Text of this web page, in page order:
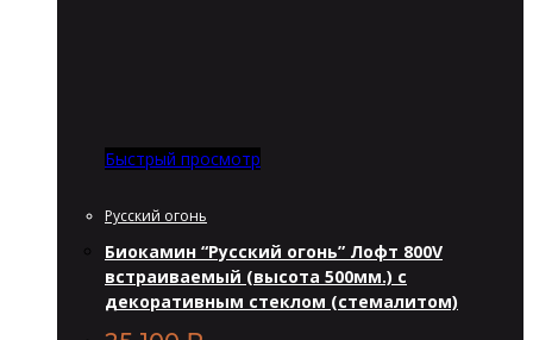
Быстрый просмотр
Русский огонь
Биокамин “Русский огонь” Лофт 800V
встраиваемый (высота 500мм.) с
декоративным стеклом (стемалитом)